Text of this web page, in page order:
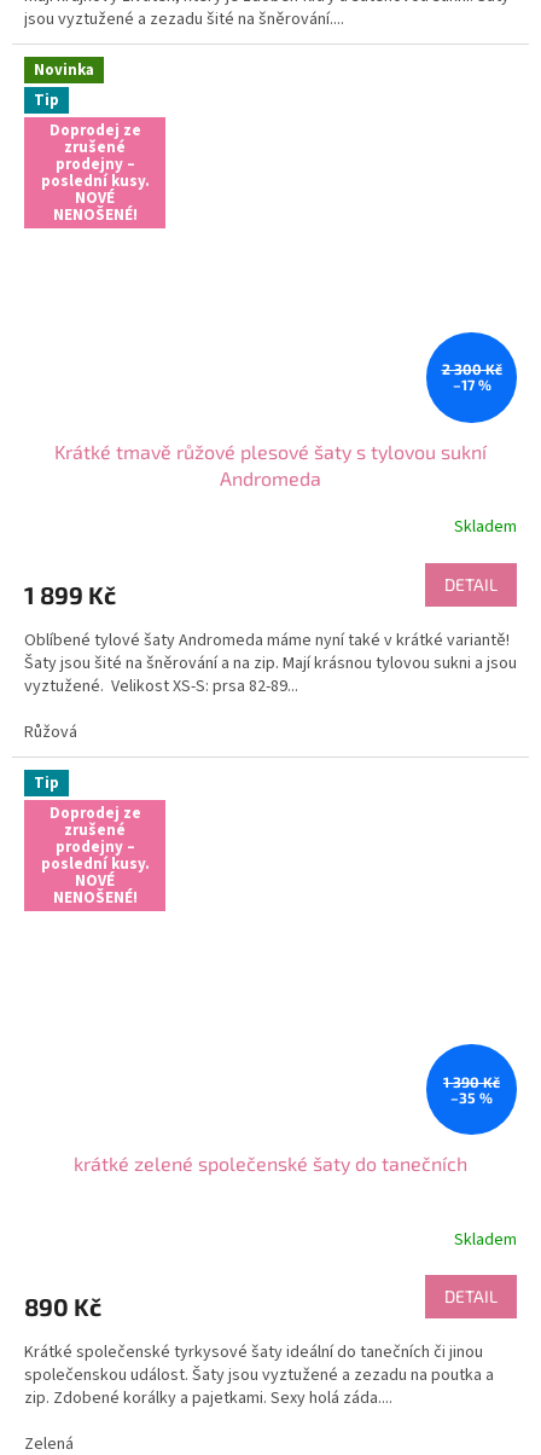
jsou vyztužené a zezadu šité na šněrování....
Novinka
Tip
Doprodej ze
zrušené
prodejny –
poslední kusy.
NOVÉ
NENOŠENÉ!
2 300 Kč
–17 %
Krátké tmavě růžové plesové šaty s tylovou sukní
Andromeda
Skladem
1 899 Kč DETAIL
Oblíbené tylové šaty Andromeda máme nyní také v krátké variantě!
Šaty jsou šité na šněrování a na zip. Mají krásnou tylovou sukni a jsou
vyztužené. Velikost XS-S: prsa 82-89...
Růžová
Tip
Doprodej ze
zrušené
prodejny –
poslední kusy.
NOVÉ
NENOŠENÉ!
1 390 Kč
–35 %
krátké zelené společenské šaty do tanečních
Skladem
890 Kč DETAIL
Krátké společenské tyrkysové šaty ideální do tanečních či jinou
společenskou událost. Šaty jsou vyztužené a zezadu na poutka a
zip. Zdobené korálky a pajetkami. Sexy holá záda....
Zelená